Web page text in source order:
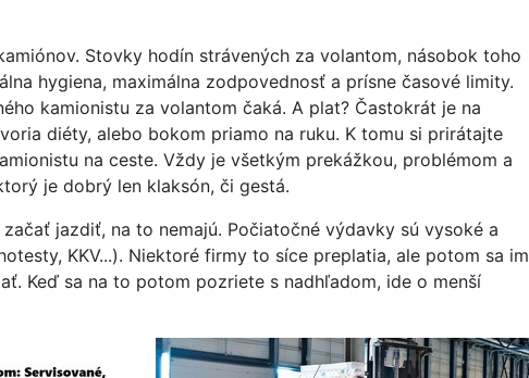
Stovky hodín strávených za volantom, násobok toho
hygiena, maximálna zodpovednosť a prísne časové limity.
kamionistu za volantom čaká. A plat? Častokrát je na
diéty, alebo bokom priamo na ruku. K tomu si prirátajte
na ceste. Vždy je všetkým prekážkou, problémom a
je dobrý len klaksón, či gestá.
jazdiť, na to nemajú. Počiatočné výdavky sú vysoké a
KKV...). Niektoré firmy to síce preplatia, ale potom sa im
Keď sa na to potom pozriete s nadhľadom, ide o menší